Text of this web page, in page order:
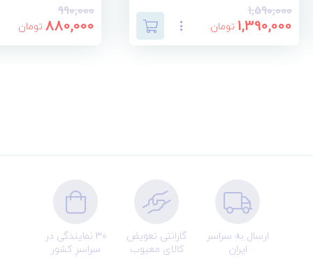
1,590,000
1,390,000 تومان
990,000
880,000 تومان
ارسال به سراسر
ایران
گارانتی تعویض
کالای معیوب
30 نمایندگی در
سراسر کشور